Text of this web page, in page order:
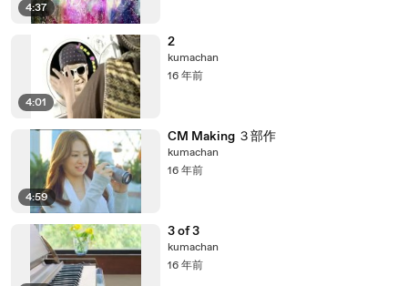
4:37
4:01
2
kumachan
16 年前
4:59
CM Making ３部作
kumachan
16 年前
3 of 3
kumachan
16 年前